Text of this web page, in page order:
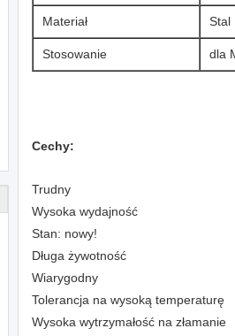
Materiał Stal
Stosowanie dla
Cechy:
Trudny
Wysoka wydajność
Stan: nowy!
Długa żywotność
Wiarygodny
Tolerancja na wysoką temperaturę
Wysoka wytrzymałość na złamanie